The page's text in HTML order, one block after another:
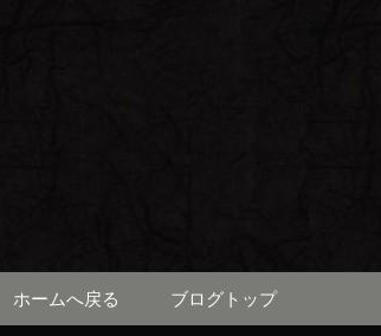
京都・先
（ろびん
京都・先斗町の京町家で
知らせや、お料理について
コンテンツへ移動
ホームへ戻る ブログトップ